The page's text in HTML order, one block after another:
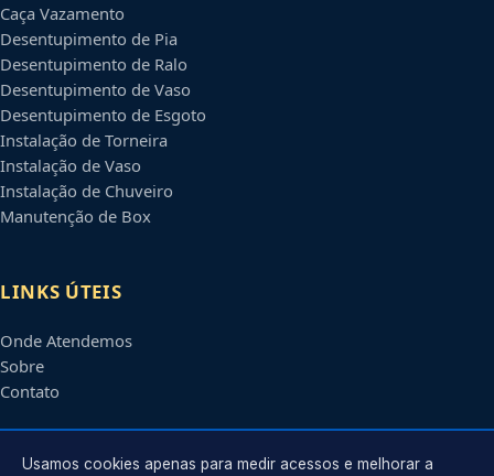
Caça Vazamento
Desentupimento de Pia
Desentupimento de Ralo
Desentupimento de Vaso
Desentupimento de Esgoto
Instalação de Torneira
Instalação de Vaso
Instalação de Chuveiro
Manutenção de Box
LINKS ÚTEIS
Onde Atendemos
Sobre
Contato
CONTATO
Usamos cookies apenas para medir acessos e melhorar a